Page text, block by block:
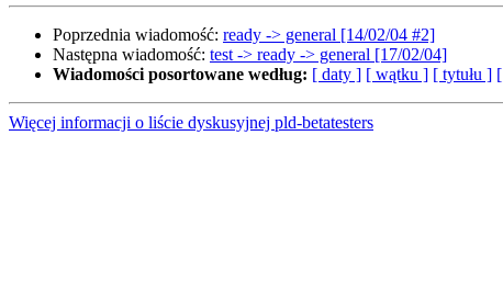
Poprzednia wiadomość: ready -> general [14/02/04 #2]
Następna wiadomość: test -> ready -> general [17/02/04]
Wiadomości posortowane według: [ daty ] [ wątku ] [ tytułu ]
Więcej informacji o liście dyskusyjnej pld-betatesters